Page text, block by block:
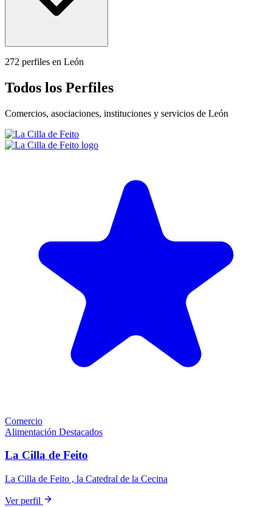
272 perfiles en León
Todos los Perfiles
Comercios, asociaciones, instituciones y servicios de León
Comercio
Alimentación Destacados
La Cilla de Feito
La Cilla de Feito , la Catedral de la Cecina
Ver perfil